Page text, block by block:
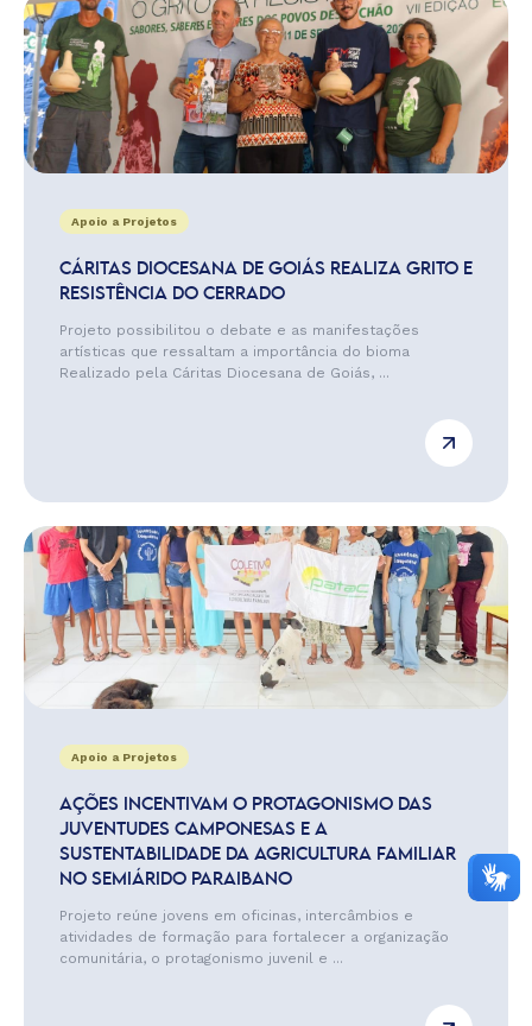
Apoio a Projetos
CÁRITAS DIOCESANA DE GOIÁS REALIZA GRITO E
RESISTÊNCIA DO CERRADO
Projeto possibilitou o debate e as manifestações
artísticas que ressaltam a importância do bioma
Realizado pela Cáritas Diocesana de Goiás, ...
Apoio a Projetos
AÇÕES INCENTIVAM O PROTAGONISMO DAS
JUVENTUDES CAMPONESAS E A
SUSTENTABILIDADE DA AGRICULTURA FAMILIAR
NO SEMIÁRIDO PARAIBANO
Projeto reúne jovens em oficinas, intercâmbios e
atividades de formação para fortalecer a organização
comunitária, o protagonismo juvenil e ...